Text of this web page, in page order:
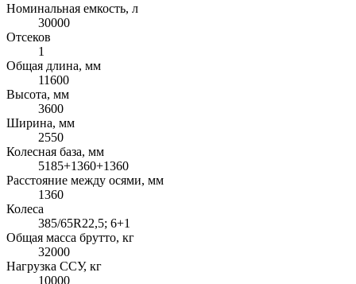
Номинальная емкость, л
30000
Отсеков
1
Общая длина, мм
11600
Высота, мм
3600
Ширина, мм
2550
Колесная база, мм
5185+1360+1360
Расстояние между осями, мм
1360
Колеса
385/65R22,5; 6+1
Общая масса брутто, кг
32000
Нагрузка ССУ, кг
10000